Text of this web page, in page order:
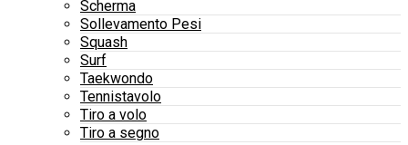
Scherma
Sollevamento Pesi
Squash
Surf
Taekwondo
Tennistavolo
Tiro a volo
Tiro a segno